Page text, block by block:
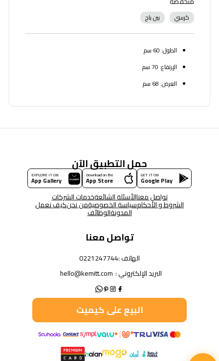
كرسي بين باج
الطول: 60 سم
الإرتفاع: 70 سم
العرض: 68 سم
حمل التطبيق الآن
GET IT ON
Google Play
Download on the
App Store
EXPLORE IT ON
App Gallery
تواصل معناالأسئلة الشائعةخدمات الشركات
الشروط و الأحكامسياسة الخصوصيةمن نحنكيف نعمل
المدونةالوظائف
تواصل معنا
الهاتف :0221247744
البريد الإلكتروني : hello@kemitt.com
البيع على كيميت